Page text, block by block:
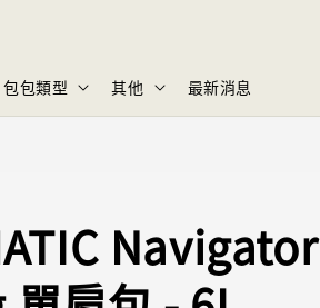
包包類型 其他 最新消息
Navigator